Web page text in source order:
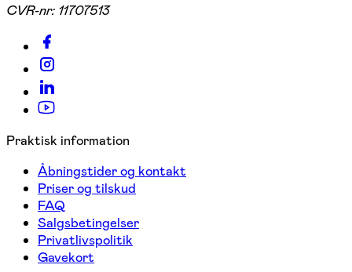
CVR-nr: 11707513
Praktisk information
Åbningstider og kontakt
Priser og tilskud
FAQ
Salgsbetingelser
Privatlivspolitik
Gavekort